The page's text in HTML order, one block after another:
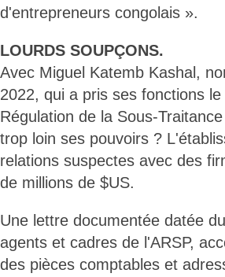
d'entrepreneurs congolais ».
LOURDS SOUPÇONS.
Avec Miguel Katemb Kashal,
2022, qui a pris ses fonctions
Régulation de la Sous-
trop loin ses pouvoirs ?
relations suspectes avec des
de millions de $US.
Une lettre documentée datée
agents et cadres de l'ARSP,
des pièces comptables et